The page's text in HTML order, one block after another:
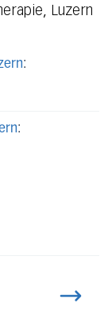
Luzern
:
: